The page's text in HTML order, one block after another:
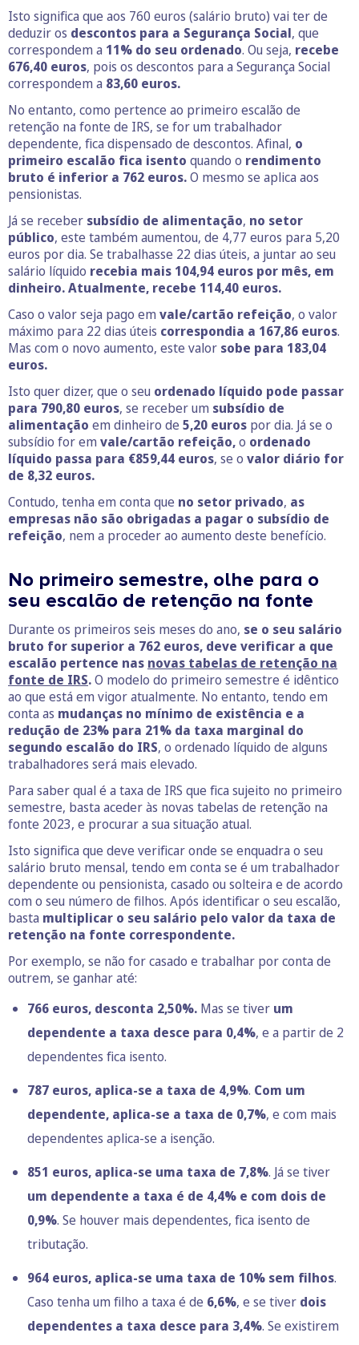
Isto significa que aos 760 euros (salário bruto) vai ter de
deduzir os descontos para a Segurança Social, que
correspondem a 11% do seu ordenado. Ou seja, recebe
676,40 euros, pois os descontos para a Segurança Social
correspondem a 83,60 euros.
No entanto, como pertence ao primeiro escalão de
retenção na fonte de IRS, se for um trabalhador
dependente, fica dispensado de descontos. Afinal, o
primeiro escalão fica isento quando o rendimento
bruto é inferior a 762 euros.O mesmo se aplica aos
pensionistas.
Já se receber subsídio de alimentação, no setor
público, este também aumentou, de 4,77 euros para 5,20
euros por dia. Se trabalhasse 22 dias úteis, a juntar ao seu
salário líquido recebia mais 104,94 euros por mês, em
dinheiro.Atualmente, recebe 114,40 euros.
Caso o valor seja pago em vale/cartão refeição, o valor
máximo para 22 dias úteis correspondia a 167,86 euros.
Mas com o novo aumento, este valor sobe para 183,04
euros.
Isto quer dizer, que o seu ordenado líquido pode passar
para 790,80 euros, se receber um subsídio de
alimentação em dinheiro de 5,20 euros por dia. Já se o
subsídio for em vale/cartão refeição,o ordenado
líquido passa para €859,44 euros, se o valor diário for
de 8,32 euros.
Contudo, tenha em conta que no setor privado, as
empresas não são obrigadas a pagar o subsídio de
refeição, nem a proceder ao aumento deste benefício.
No primeiro semestre, olhe para o
seu escalão de retenção na fonte
Durante os primeiros seis meses do ano, se o seu salário
bruto for superior a 762 euros, deve verificar a que
escalão pertence nas novas tabelas de retenção na
fonte de IRS.O modelo do primeiro semestre é idêntico
ao que está em vigor atualmente. No entanto, tendo em
conta as mudanças no mínimo de existência e a
redução de 23% para 21% da taxa marginal do
segundo escalão do IRS, o ordenado líquido de alguns
trabalhadores será mais elevado.
Para saber qual é a taxa de IRS que fica sujeito no primeiro
semestre, basta aceder às novas tabelas de retenção na
fonte 2023, e procurar a sua situação atual.
Isto significa que deve verificar onde se enquadra o seu
salário bruto mensal, tendo em conta se é um trabalhador
dependente ou pensionista, casado ou solteira e de acordo
com o seu número de filhos. Após identificar o seu escalão,
basta multiplicar o seu salário pelo valor da taxa de
retenção na fonte correspondente.
Por exemplo, se não for casado e trabalhar por conta de
outrem, se ganhar até:
766 euros, desconta 2,50%. Mas se tiver um
dependente a taxa desce para 0,4%, e a partir de 2
dependentes fica isento.
787 euros, aplica-se a taxa de 4,9%. Com um
dependente, aplica-se a taxa de 0,7%, e com mais
dependentes aplica-se a isenção.
851 euros, aplica-se uma taxa de 7,8%. Já se tiver
um dependente a taxa é de 4,4% e com dois de
0,9%. Se houver mais dependentes, fica isento de
tributação.
964 euros, aplica-se uma taxa de 10% sem filhos.
Caso tenha um filho a taxa é de 6,6%, e se tiver dois
dependentes a taxa desce para 3,4%. Se existirem